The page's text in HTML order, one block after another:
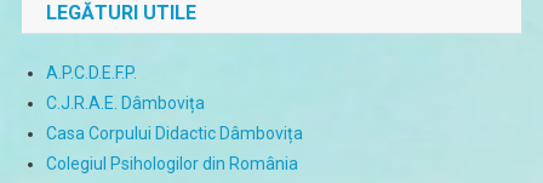
LEGĂTURI UTILE
A.P.C.D.E.F.P.
C.J.R.A.E. Dâmbovița
Casa Corpului Didactic Dâmbovița
Colegiul Psihologilor din România